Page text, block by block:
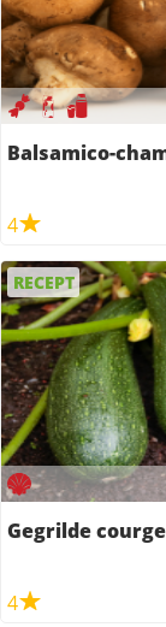
Balsamico-
4
RECEPT
Gegrilde
4